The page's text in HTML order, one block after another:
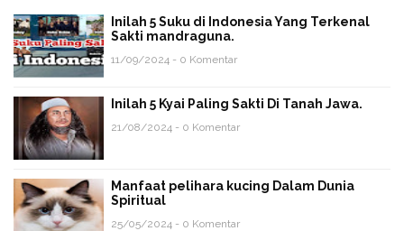
Inilah 5 Suku di Indonesia Yang Terkenal
Sakti mandraguna.
11/09/2024 - 0 Komentar
Inilah 5 Kyai Paling Sakti Di Tanah Jawa.
21/08/2024 - 0 Komentar
Manfaat pelihara kucing Dalam Dunia
Spiritual
25/05/2024 - 0 Komentar